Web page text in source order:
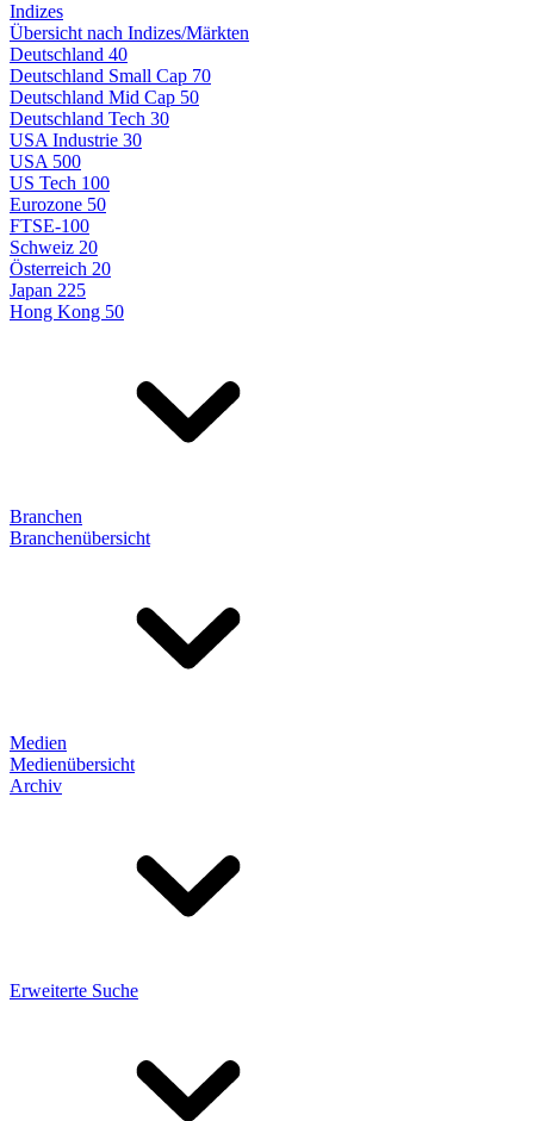
Indizes
Übersicht nach Indizes/Märkten
Deutschland 40
Deutschland Small Cap 70
Deutschland Mid Cap 50
Deutschland Tech 30
USA Industrie 30
USA 500
US Tech 100
Eurozone 50
FTSE-100
Schweiz 20
Österreich 20
Japan 225
Hong Kong 50
Branchen
Branchenübersicht
Medien
Medienübersicht
Archiv
Erweiterte Suche